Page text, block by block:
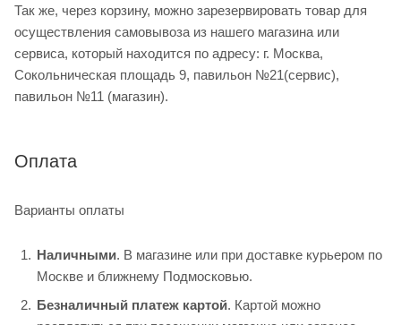
Так же, через корзину, можно зарезервировать товар для
осуществления самовывоза из нашего магазина или
сервиса, который находится по адресу: г. Москва,
Сокольническая площадь 9, павильон №21(сервис),
павильон №11 (магазин).
Оплата
Варианты оплаты
Наличными. В магазине или при доставке курьером по
Москве и ближнему Подмосковью.
Безналичный платеж картой. Картой можно